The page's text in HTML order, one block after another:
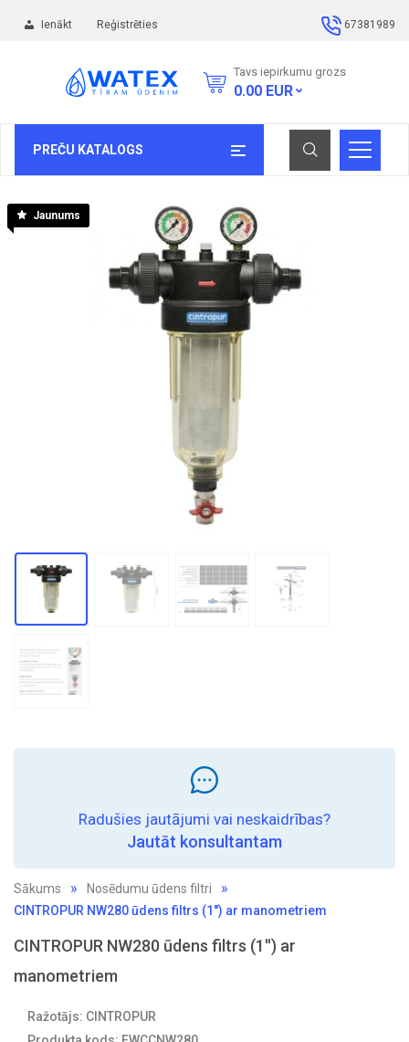
Ienākt Reģistrēties 67381989
Tavs iepirkumu grozs
0.00 EUR
PREČU KATALOGS
Jaunums
Radušies jautājumi vai neskaidrības?
Jautāt konsultantam
Sākums
Nosēdumu ūdens filtri
CINTROPUR NW280 ūdens filtrs (1'') ar manometriem
CINTROPUR NW280 ūdens filtrs (1'') ar
manometriem
Ražotājs: CINTROPUR